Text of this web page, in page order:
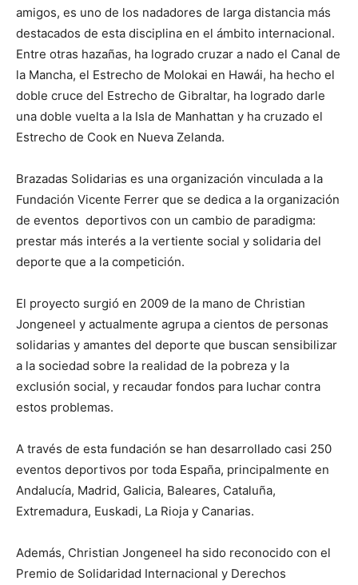
amigos, es uno de los nadadores de larga distancia más
destacados de esta disciplina en el ámbito internacional.
Entre otras hazañas, ha logrado cruzar a nado el Canal de
la Mancha, el Estrecho de Molokai en Hawái, ha hecho el
doble cruce del Estrecho de Gibraltar, ha logrado darle
una doble vuelta a la Isla de Manhattan y ha cruzado el
Estrecho de Cook en Nueva Zelanda.
Brazadas Solidarias es una organización vinculada a la
Fundación Vicente Ferrer que se dedica a la organización
de eventos deportivos con un cambio de paradigma:
prestar más interés a la vertiente social y solidaria del
deporte que a la competición.
El proyecto surgió en 2009 de la mano de Christian
Jongeneel y actualmente agrupa a cientos de personas
solidarias y amantes del deporte que buscan sensibilizar
a la sociedad sobre la realidad de la pobreza y la
exclusión social, y recaudar fondos para luchar contra
estos problemas.
A través de esta fundación se han desarrollado casi 250
eventos deportivos por toda España, principalmente en
Andalucía, Madrid, Galicia, Baleares, Cataluña,
Extremadura, Euskadi, La Rioja y Canarias.
Además, Christian Jongeneel ha sido reconocido con el
Premio de Solidaridad Internacional y Derechos